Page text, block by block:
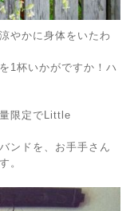
やかに身体をいたわ
1杯いかがですか！ハ
限定でLittle
ンドを、お手手さん
。